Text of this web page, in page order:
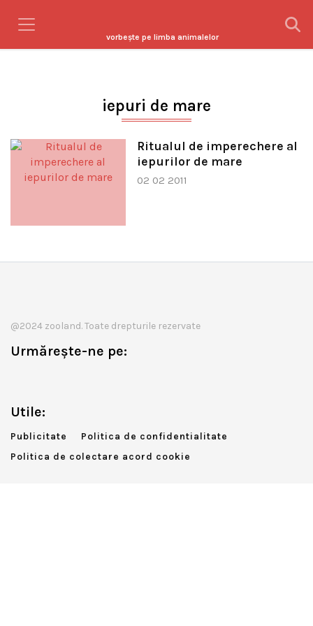
vorbeşte pe limba animalelor
iepuri de mare
Ritualul de imperechere al
iepurilor de mare
02 02 2011
@2024 zooland. Toate drepturile rezervate
Urmărește-ne pe:
Utile:
Publicitate
Politica de confidentialitate
Politica de colectare acord cookie